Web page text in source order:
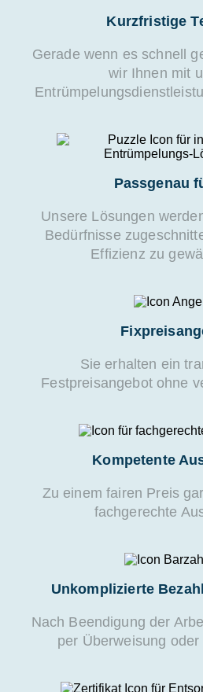
Kurzfristige
Gerade wenn es schnell
wir Ihnen mit
Passgenau
Unsere Lösungen
Bedürfnisse
Effizienz zu
Sie erhalten ein
Festpreisangebot ohne
Kompetente
Zu einem fairen Preis
fachgerechte
Unkomplizierte
Nach Beendigung der
per Überweisung